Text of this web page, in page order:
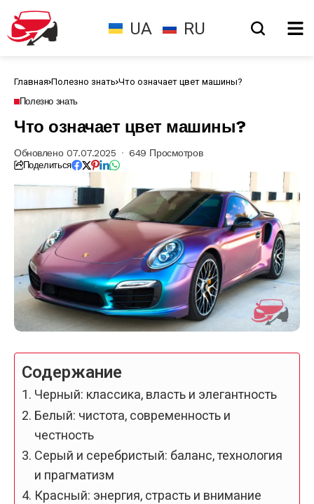
UA RU
Главная Полезно знать Что означает цвет машины?
Полезно знать
Что означает цвет машины?
Обновлено 07.07.2025 649 Просмотров
Поделиться
Содержание
Черный: классика, власть и элегантность
Белый: чистота, современность и
честность
Серый и серебристый: баланс, технология
и прагматизм
Красный: энергия, страсть и внимание